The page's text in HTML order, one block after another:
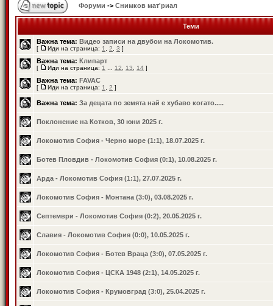
Форуми -> Снимков мат'риал
Теми
Важна тема: Видео записи на двубои на Локомотив.
[ Иди на страница: 1 2 3 ]
Важна тема: Клипарт
[ Иди на страница: 1 12 13 14 ]
Важна тема: FAVAC
[ Иди на страница: 1 2 ]
Важна тема: За децата по земята най е хубаво когато.....
Поклонение на Котков, 30 юни 2025 г.
Локомотив София - Черно море (1:1), 18.07.2025 г.
Ботев Пловдив - Локомотив София (0:1), 10.08.2025 г.
Арда - Локомотив София (1:1), 27.07.2025 г.
Локомотив София - Монтана (3:0), 03.08.2025 г.
Септември - Локомотив София (0:2), 20.05.2025 г.
Славия - Локомотив София (0:0), 10.05.2025 г.
Локомотив София - Ботев Враца (3:0), 07.05.2025 г.
Локомотив София - ЦСКА 1948 (2:1), 14.05.2025 г.
Локомотив София - Крумовград (3:0), 25.04.2025 г.